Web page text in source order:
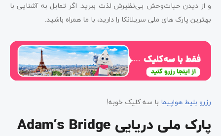
و از دیدن حیات‌وحش بی‌نظیرش لذت ببرید. اگر تمایل به آشنایی با
بهترین پارک ‌های ملی سریلانکا را دارید، با ما همراه باشید.
رزرو بلیط هواپیما با سه کلیک خوبه!
پارک ملی دریایی Adam’s Bridge